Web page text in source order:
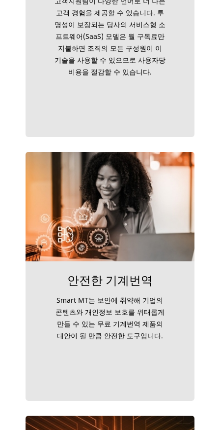
고객 경험을 제공할 수 있습니다. 투
명성이 보장되는 당사의 서비스형 소
프트웨어(SaaS) 모델은 월 구독료만
지불하면 조직의 모든 구성원이 이
기술을 사용할 수 있으므로 사용자당
비용을 절감할 수 있습니다.
안전한 기계번역
Smart MT는 보안에 취약해 기업의
콘텐츠와 개인정보 보호를 위태롭게
만들 수 있는 무료 기계번역 제품의
대안이 될 만큼 안전한 도구입니다.